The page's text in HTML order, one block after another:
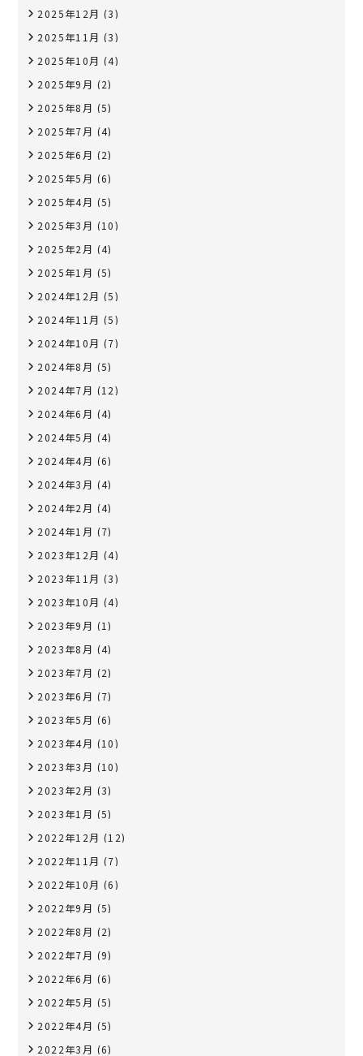
2025年12月 (3)
2025年11月 (3)
2025年10月 (4)
2025年9月 (2)
2025年8月 (5)
2025年7月 (4)
2025年6月 (2)
2025年5月 (6)
2025年4月 (5)
2025年3月 (10)
2025年2月 (4)
2025年1月 (5)
2024年12月 (5)
2024年11月 (5)
2024年10月 (7)
2024年8月 (5)
2024年7月 (12)
2024年6月 (4)
2024年5月 (4)
2024年4月 (6)
2024年3月 (4)
2024年2月 (4)
2024年1月 (7)
2023年12月 (4)
2023年11月 (3)
2023年10月 (4)
2023年9月 (1)
2023年8月 (4)
2023年7月 (2)
2023年6月 (7)
2023年5月 (6)
2023年4月 (10)
2023年3月 (10)
2023年2月 (3)
2023年1月 (5)
2022年12月 (12)
2022年11月 (7)
2022年10月 (6)
2022年9月 (5)
2022年8月 (2)
2022年7月 (9)
2022年6月 (6)
2022年5月 (5)
2022年4月 (5)
2022年3月 (6)